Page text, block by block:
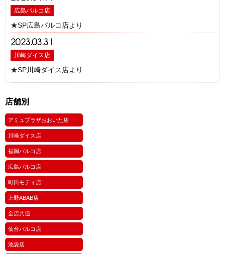
広島パルコ店
★SP広島パルコ店より
2023.03.31
川崎ダイス店
★SP川崎ダイス店より
店舗別
アミュプラザおおいた店
川崎ダイス店
福岡パルコ店
広島パルコ店
町田モディ店
上野ABAB店
全店共通
仙台パルコ店
池袋店